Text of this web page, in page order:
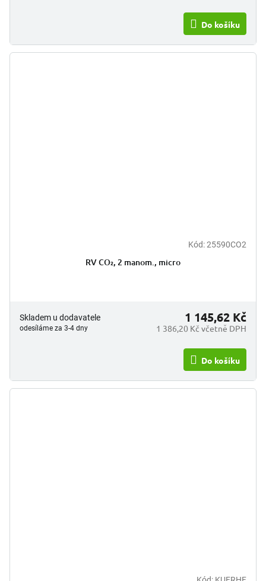
Do košíku
Kód:25590CO2
RV CO₂, 2 manom., micro
Skladem u dodavatele
odesíláme za 3-4 dny 1 386,20 Kč včetně DPH
1 145,62 Kč
Do košíku